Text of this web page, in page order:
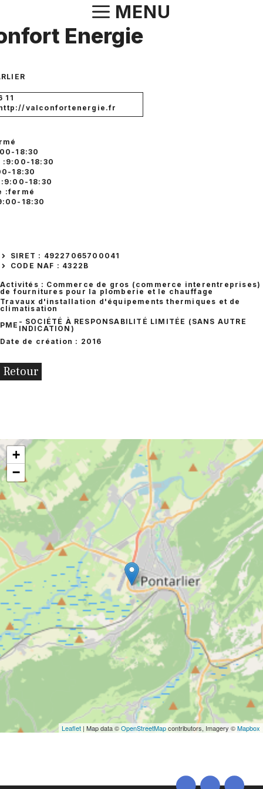
contenu
MENU
Energie
11
valconfortenergie.fr
18:30
18:30
18:30
18:30
:fermé
18:30
SIRET : 49227065700041
CODE NAF : 4322B
Activités : Commerce de gros (commerce interentreprises)
de fournitures pour la plomberie et le chauffage
Travaux d'installation d'équipements thermiques et de
climatisation
PME - SOCIÉTÉ À RESPONSABILITÉ LIMITÉE (SANS AUTRE
INDICATION)
Date de création : 2016
Retour
+
−
Leaflet | Map data ©OpenStreetMapcontributors, Imagery ©Mapbox